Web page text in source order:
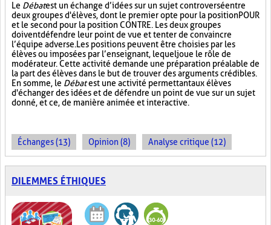
Le Débatest un échange d’idées sur un sujet controversé entre
deux groupes d'élèves, dont le premier opte pour la position POUR
et le second pour la position CONTRE. Les deux groupes
doivent défendre leur point de vue et tenter de convaincre
l’équipe adverse. Les positions peuvent être choisies par les
élèves ou imposées par l’enseignant, lequel joue le rôle de
modérateur. Cette activité demande une préparation préalable de
la part des élèves dans le but de trouver des arguments crédibles.
En somme, le Débatest une activité permettant aux élèves
d'échanger des idées et de défendre un point de vue sur un sujet
donné, et ce, de manière animée et interactive.
Échanges (13) Opinion (8) Analyse critique (12)
DILEMMES ÉTHIQUES